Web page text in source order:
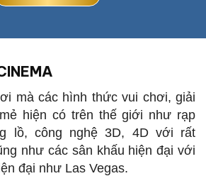
mà các hình thức vui chơi, giải
hiện có trên thế giới như rạp
lồ, công nghệ 3D, 4D với rất
như các sân khấu hiện đại với
đại như Las Vegas.